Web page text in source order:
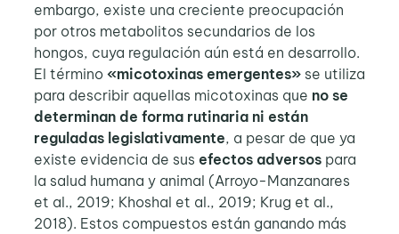
embargo, existe una creciente preocupación
por otros metabolitos secundarios de los
hongos, cuya regulación aún está en desarrollo.
El término «micotoxinas emergentes»se utiliza
para describir aquellas micotoxinas que no se
determinan de forma rutinaria ni están
reguladas legislativamente, a pesar de que ya
existe evidencia de sus efectos adversos para
la salud humana y animal (Arroyo-Manzanares
et al., 2019; Khoshal et al., 2019; Krug et al.,
2018). Estos compuestos están ganando más